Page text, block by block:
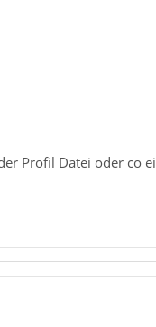
Profil Datei oder co